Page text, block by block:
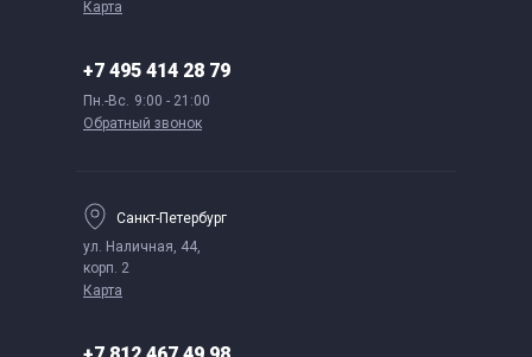
Карта
+7 495 414 28 79
Пн.-Вс. 9:00 - 21:00
Обратный звонок
Санкт-Петербург
ул. Наличная, 44,
корп. 2
Карта